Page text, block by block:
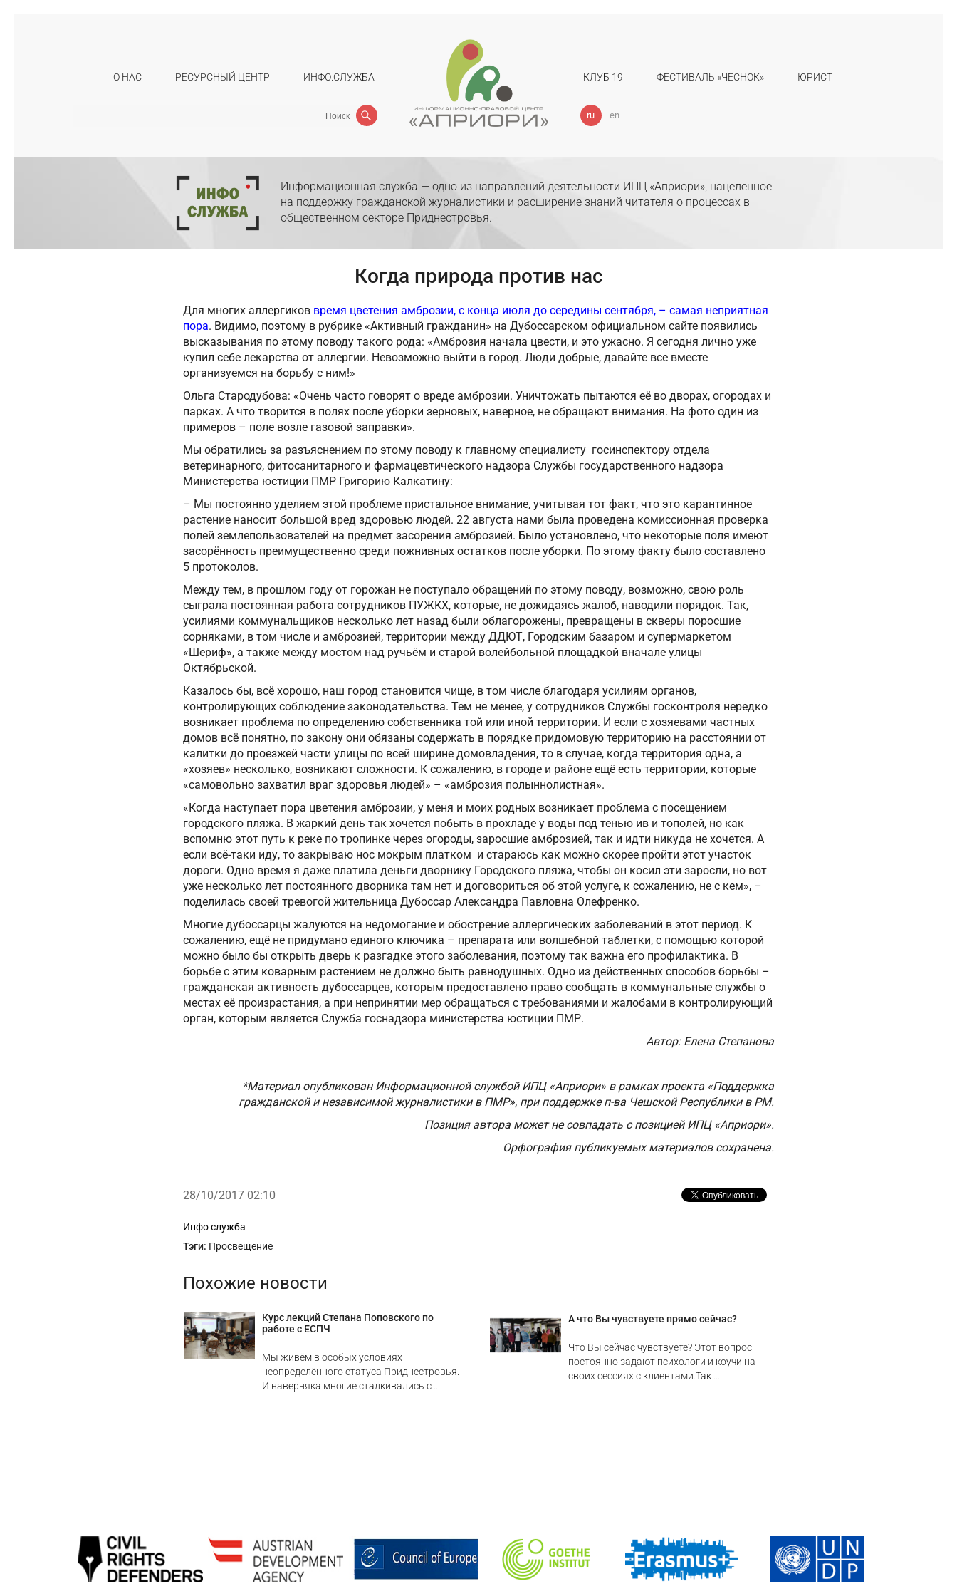
О НАС РЕСУРСНЫЙ ЦЕНТР ИНФО.СЛУЖБА
Поиск
КЛУБ 19 ФЕСТИВАЛЬ «ЧЕСНОК» ЮРИСТ
ru en
Информационная служба — одно из направлений деятельности ИПЦ «Априори», нацеленное
на поддержку гражданской журналистики и расширение знаний читателя о процессах в
общественном секторе Приднестровья.
Когда природа против нас
Для многих аллергиков время цветения амброзии, с конца июля до середины сентября, – самая неприятная
пора. Видимо, поэтому в рубрике «Активный гражданин» на Дубоссарском официальном сайте появились
высказывания по этому поводу такого рода: «Амброзия начала цвести, и это ужасно. Я сегодня лично уже
купил себе лекарства от аллергии. Невозможно выйти в город. Люди добрые, давайте все вместе
организуемся на борьбу с ним!»
Ольга Стародубова: «Очень часто говорят о вреде амброзии. Уничтожать пытаются её во дворах, огородах и
парках. А что творится в полях после уборки зерновых, наверное, не обращают внимания. На фото один из
примеров – поле возле газовой заправки».
Мы обратились за разъяснением по этому поводу к главному специалисту госинспектору отдела
ветеринарного, фитосанитарного и фармацевтического надзора Службы государственного надзора
Министерства юстиции ПМР Григорию Калкатину:
– Мы постоянно уделяем этой проблеме пристальное внимание, учитывая тот факт, что это карантинное
растение наносит большой вред здоровью людей. 22 августа нами была проведена комиссионная проверка
полей землепользователей на предмет засорения амброзией. Было установлено, что некоторые поля имеют
засорённость преимущественно среди пожнивных остатков после уборки. По этому факту было составлено
5 протоколов.
Между тем, в прошлом году от горожан не поступало обращений по этому поводу, возможно, свою роль
сыграла постоянная работа сотрудников ПУЖКХ, которые, не дожидаясь жалоб, наводили порядок. Так,
усилиями коммунальщиков несколько лет назад были облагорожены, превращены в скверы поросшие
сорняками, в том числе и амброзией, территории между ДДЮТ, Городским базаром и супермаркетом
«Шериф», а также между мостом над ручьём и старой волейбольной площадкой вначале улицы
Октябрьской.
Казалось бы, всё хорошо, наш город становится чище, в том числе благодаря усилиям органов,
контролирующих соблюдение законодательства. Тем не менее, у сотрудников Службы госконтроля нередко
возникает проблема по определению собственника той или иной территории. И если с хозяевами частных
домов всё понятно, по закону они обязаны содержать в порядке придомовую территорию на расстоянии от
калитки до проезжей части улицы по всей ширине домовладения, то в случае, когда территория одна, а
«хозяев» несколько, возникают сложности. К сожалению, в городе и районе ещё есть территории, которые
«самовольно захватил враг здоровья людей» – «амброзия полыннолистная».
«Когда наступает пора цветения амброзии, у меня и моих родных возникает проблема с посещением
городского пляжа. В жаркий день так хочется побыть в прохладе у воды под тенью ив и тополей, но как
вспомню этот путь к реке по тропинке через огороды, заросшие амброзией, так и идти никуда не хочется. А
если всё-таки иду, то закрываю нос мокрым платком и стараюсь как можно скорее пройти этот участок
дороги. Одно время я даже платила деньги дворнику Городского пляжа, чтобы он косил эти заросли, но вот
уже несколько лет постоянного дворника там нет и договориться об этой услуге, к сожалению, не с кем», –
поделилась своей тревогой жительница Дубоссар Александра Павловна Олефренко.
Многие дубоссарцы жалуются на недомогание и обострение аллергических заболеваний в этот период. К
сожалению, ещё не придумано единого ключика – препарата или волшебной таблетки, с помощью которой
можно было бы открыть дверь к разгадке этого заболевания, поэтому так важна его профилактика. В
борьбе с этим коварным растением не должно быть равнодушных. Одно из действенных способов борьбы –
гражданская активность дубоссарцев, которым предоставлено право сообщать в коммунальные службы о
местах её произрастания, а при непринятии мер обращаться с требованиями и жалобами в контролирующий
орган, которым является Служба госнадзора министерства юстиции ПМР.
Автор: Елена Степанова
*Материал опубликован Информационной службой ИПЦ «Априори» в рамках проекта «Поддержка
гражданской и независимой журналистики в ПМР», при поддержке п-ва Чешской Республики в РМ.
Позиция автора может не совпадать с позицией ИПЦ «Априори».
Орфография публикуемых материалов сохранена.
28/10/2017 02:10
Рубрики
Инфо служба
Тэги: Просвещение
Похожие новости
Курс лекций Степана Поповского по
работе с ЕСПЧ
Мы живём в особых условиях
неопределённого статуса Приднестровья.
И наверняка многие сталкивались с ...
А что Вы чувствуете прямо сейчас?
Что Вы сейчас чувствуете? Этот вопрос
постоянно задают психологи и коучи на
своих сессиях с клиентами.Так ...